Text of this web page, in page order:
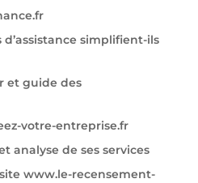
simplifient-ils
et guide des
votre-entreprise.fr
analyse de ses services
www.le-recensement-